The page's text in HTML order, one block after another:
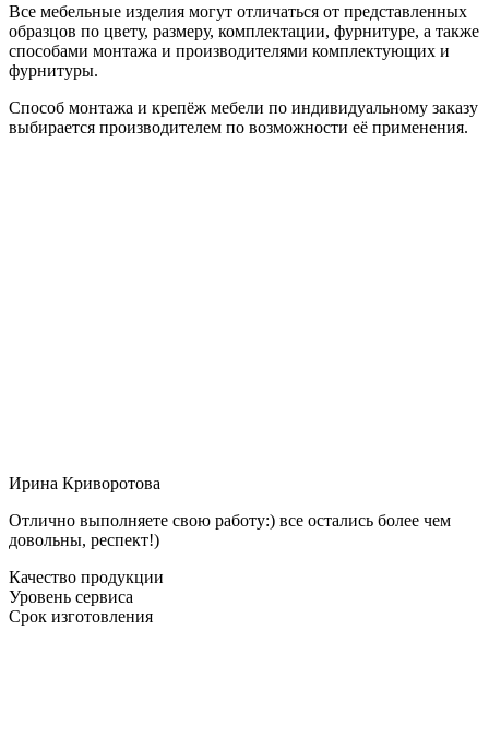
Все мебельные изделия могут отличаться от представленных
образцов по цвету, размеру, комплектации, фурнитуре, а также
способами монтажа и производителями комплектующих и
фурнитуры.
Способ монтажа и крепёж мебели по индивидуальному заказу
выбирается производителем по возможности её применения.
Ирина Криворотова
Отлично выполняете свою работу:) все остались более чем
довольны, респект!)
Качество продукции
Уровень сервиса
Срок изготовления